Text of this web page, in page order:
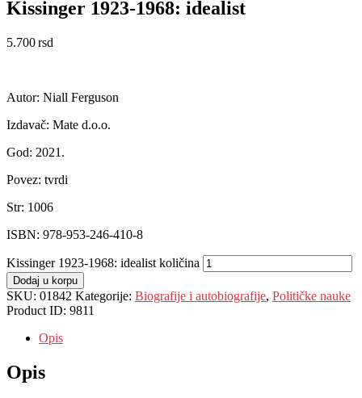
Kissinger 1923-1968: idealist
5.700rsd
Autor: Niall Ferguson
Izdavač: Mate d.o.o.
God: 2021.
Povez: tvrdi
Str: 1006
ISBN: 978-953-246-410-8
Kissinger 1923-1968: idealist količina
Dodaj u korpu
SKU: 01842 Kategorije: Biografije i autobiografije, Političke nauke
Product ID: 9811
Opis
Opis